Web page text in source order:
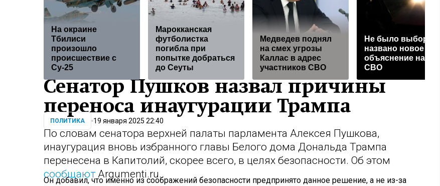
На окраине
Тбилиси
произошло
происшествие с
Су-25
Марокканская
футболистка
погибла при
попытке добраться
до Сеуты
Медведев поднял
на смех угрозы
Каллас в адрес
участников СВО
Не было выбора:
названо новое
объяснение начала
СВО
Сенатор Пушков назвал причины
переноса инаугурации Трампа
ПОЛИТИКА 19 января 2025 22:40
По словам сенатора верхней палаты парламента Алексея Пушкова,
инаугурация вновь избранного главы Белого дома Дональда Трампа
перенесена в Капитолий, скорее всего, в целях безопасности. Об этом
сообщают Argumenti.ru.
Он добавил, что именно из соображений безопасности предпринято данное решение, а не из-за